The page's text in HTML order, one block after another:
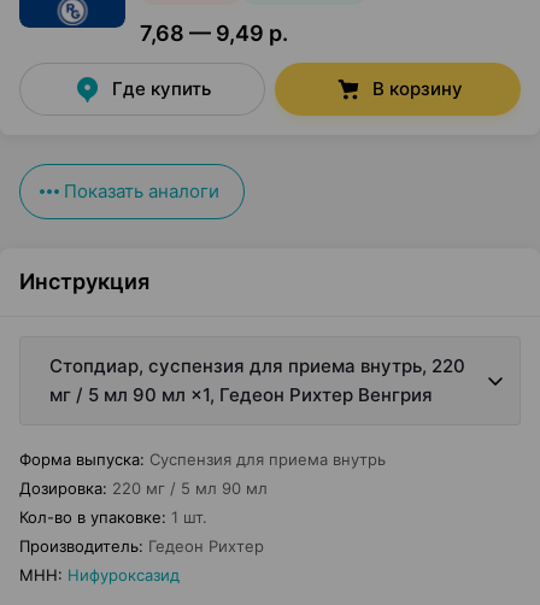
7,68 — 9,49 р.
Где купить В корзину
Показать аналоги
Инструкция
Стопдиар, суспензия для приема внутрь, 220
мг / 5 мл 90 мл ×1, Гедеон Рихтер Венгрия
Форма выпуска: Суспензия для приема внутрь
Дозировка: 220 мг / 5 мл 90 мл
Кол-во в упаковке: 1 шт.
Производитель: Гедеон Рихтер
МНН: Нифуроксазид